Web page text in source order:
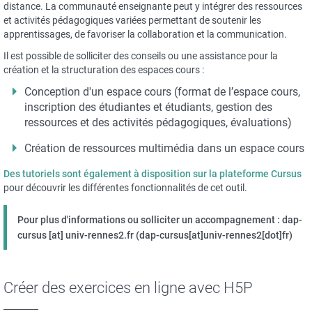
distance. La communauté enseignante peut y intégrer des ressources
et activités pédagogiques variées permettant de soutenir les
apprentissages, de favoriser la collaboration et la communication.
Il est possible de solliciter des conseils ou une assistance pour la
création et la structuration des espaces cours :
Conception d'un espace cours (format de l’espace cours,
inscription des étudiantes et étudiants, gestion des
ressources et des activités pédagogiques, évaluations)
Création de ressources multimédia dans un espace cours
Des tutoriels sont également à disposition sur la plateforme Cursus
pour découvrir les différentes fonctionnalités de cet outil.
Pour plus d'informations ou solliciter un accompagnement : dap-
cursus [at] univ-rennes2.fr (dap-cursus[at]univ-rennes2[dot]fr)
Créer des exercices en ligne avec H5P